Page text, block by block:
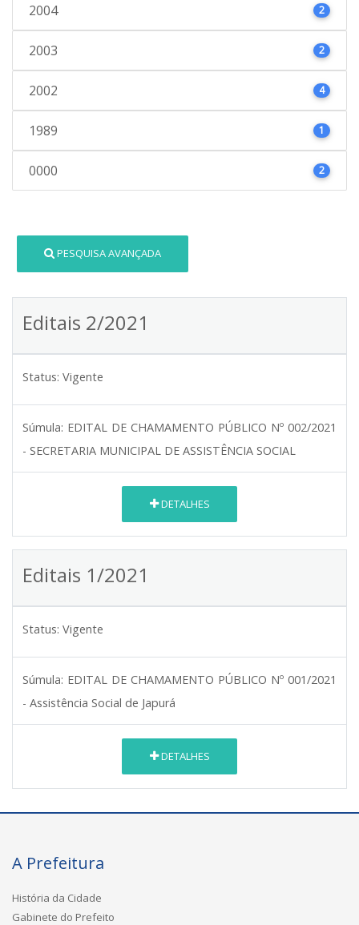
2004 2
2003 2
2002 4
1989 1
0000 2
PESQUISA AVANÇADA
Editais 2/2021
Status: Vigente
Súmula: EDITAL DE CHAMAMENTO PÚBLICO Nº 002/2021
- SECRETARIA MUNICIPAL DE ASSISTÊNCIA SOCIAL
DETALHES
Editais 1/2021
Status: Vigente
Súmula: EDITAL DE CHAMAMENTO PÚBLICO Nº 001/2021
- Assistência Social de Japurá
DETALHES
A Prefeitura
História da Cidade
Gabinete do Prefeito